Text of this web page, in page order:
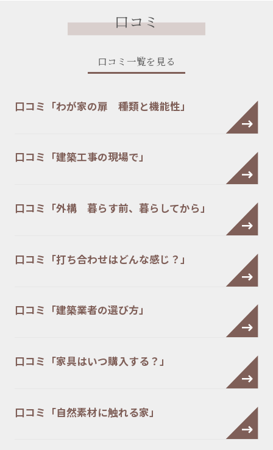
口コミ
口コミ一覧を見る
口コミ「わが家の扉 種類と機能性」
口コミ「建築工事の現場で」
口コミ「外構 暮らす前、暮らしてから」
口コミ「打ち合わせはどんな感じ？」
口コミ「建築業者の選び方」
口コミ「家具はいつ購入する？」
口コミ「自然素材に触れる家」